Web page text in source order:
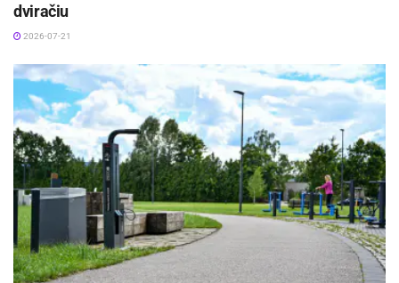
Žymos: Panevėžio sporto centras
dviračiu
2026-07-21